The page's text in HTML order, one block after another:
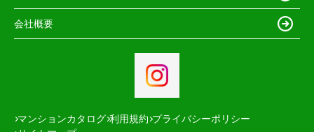
会社概要
マンションカタログ 利用規約 プライバシーポリシー